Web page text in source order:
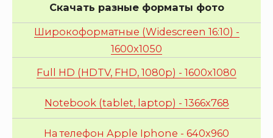
Скачать разные форматы фото
Широкоформатные (Widescreen 16:10) -
1600x1050
Full HD (HDTV, FHD, 1080p) - 1600x1080
Notebook (tablet, laptop) - 1366x768
На телефон Apple Iphone - 640x960